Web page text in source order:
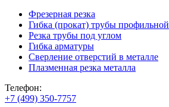
Фрезерная резка
Гибка (прокат) трубы профильной
Резка трубы под углом
Гибка арматуры
Сверление отверстий в металле
Плазменная резка металла
Телефон:
+7 (499) 350-7757